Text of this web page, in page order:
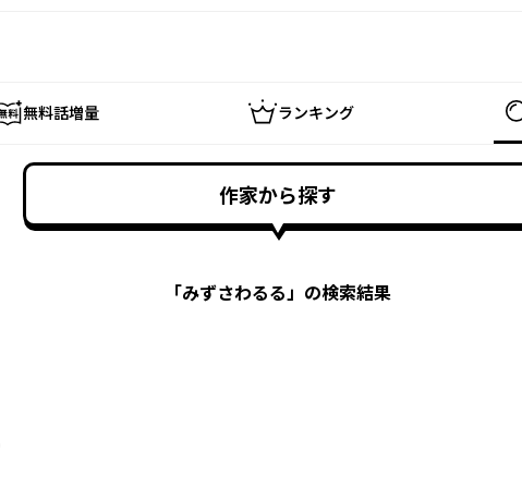
無料話増量 ランキング
作家から探す
「みずさわるる」の検索結果